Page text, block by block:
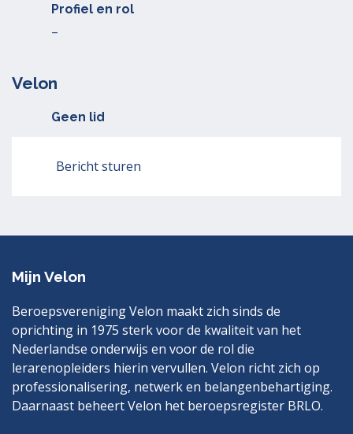
Profiel en rol
–
Velon
Geen lid
Bericht sturen
Mijn Velon
Beroepsvereniging Velon maakt zich sinds de
oprichting in 1975 sterk voor de kwaliteit van het
Nederlandse onderwijs en voor de rol die
lerarenopleiders hierin vervullen. Velon richt zich op
professionalisering, netwerk en belangenbehartiging.
Daarnaast beheert Velon het beroepsregister BRLO.